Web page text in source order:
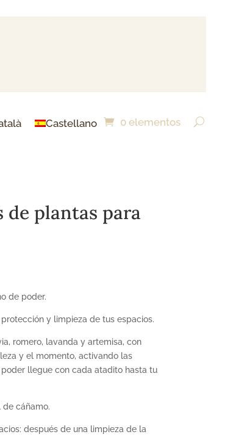
Castellano 0 elementos
de plantas para
de poder.
y limpieza de tus espacios.
romero, lavanda y artemisa, con
y el momento, activando las
llegue con cada ataditohasta tu
cáñamo.
después de una limpieza de la